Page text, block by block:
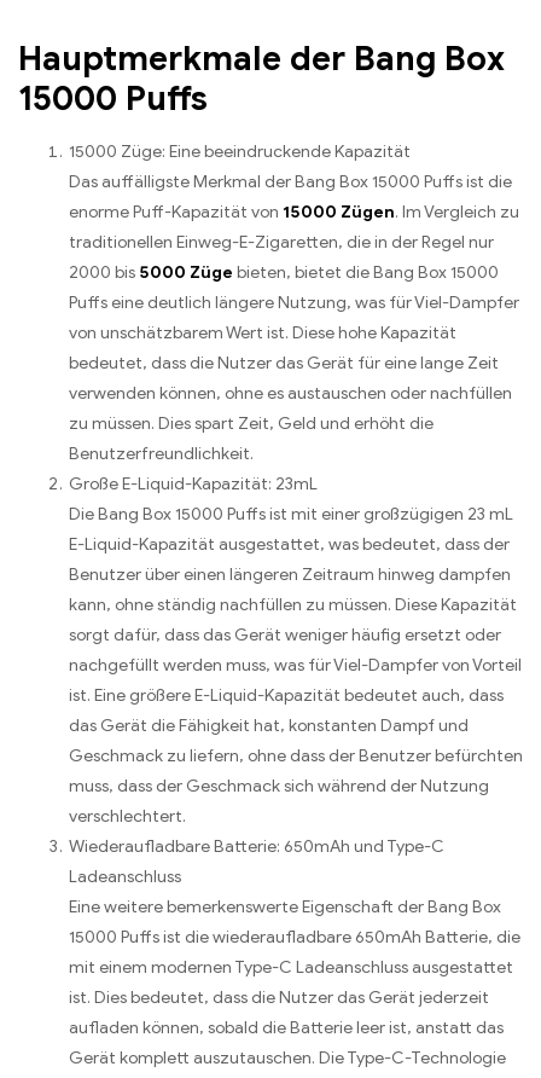
Hauptmerkmale der Bang Box
15000 Puffs
15000 Züge: Eine beeindruckende Kapazität
Das auffälligste Merkmal der Bang Box 15000 Puffs ist die
enorme Puff-Kapazität von 15000 Zügen. Im Vergleich zu
traditionellen Einweg-E-Zigaretten, die in der Regel nur
2000 bis 5000 Züge bieten, bietet die Bang Box 15000
Puffs eine deutlich längere Nutzung, was für Viel-Dampfer
von unschätzbarem Wert ist. Diese hohe Kapazität
bedeutet, dass die Nutzer das Gerät für eine lange Zeit
verwenden können, ohne es austauschen oder nachfüllen
zu müssen. Dies spart Zeit, Geld und erhöht die
Benutzerfreundlichkeit.
Große E-Liquid-Kapazität: 23mL
Die Bang Box 15000 Puffs ist mit einer großzügigen 23 mL
E-Liquid-Kapazität ausgestattet, was bedeutet, dass der
Benutzer über einen längeren Zeitraum hinweg dampfen
kann, ohne ständig nachfüllen zu müssen. Diese Kapazität
sorgt dafür, dass das Gerät weniger häufig ersetzt oder
nachgefüllt werden muss, was für Viel-Dampfer von Vorteil
ist. Eine größere E-Liquid-Kapazität bedeutet auch, dass
das Gerät die Fähigkeit hat, konstanten Dampf und
Geschmack zu liefern, ohne dass der Benutzer befürchten
muss, dass der Geschmack sich während der Nutzung
verschlechtert.
Wiederaufladbare Batterie: 650mAh und Type-C
Ladeanschluss
Eine weitere bemerkenswerte Eigenschaft der Bang Box
15000 Puffs ist die wiederaufladbare 650mAh Batterie, die
mit einem modernen Type-C Ladeanschluss ausgestattet
ist. Dies bedeutet, dass die Nutzer das Gerät jederzeit
aufladen können, sobald die Batterie leer ist, anstatt das
Gerät komplett auszutauschen. Die Type-C-Technologie